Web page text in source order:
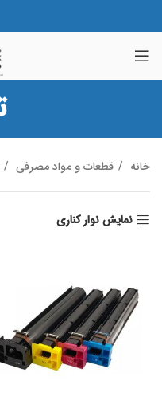
خانه قطعات و مواد مصرفی
نمایش نوار کناری